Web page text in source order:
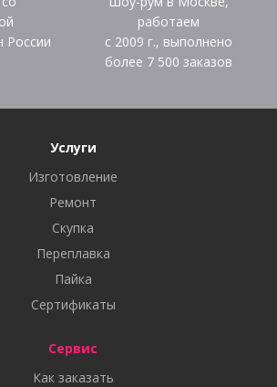
России
работаем
с 2009 г., выполнено
более 7 500 заказов
Услуги
Изготовление
Ремонт
Скупка
Переплавка
Пайка
Сертификаты
Сервис
Как заказать